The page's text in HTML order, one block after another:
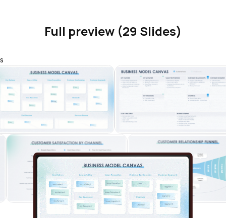
Full preview (29 Slides)
s